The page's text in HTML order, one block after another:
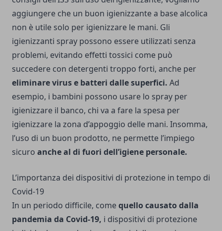
aggiungere che un buon igienizzante a base alcolica
non è utile solo per igienizzare le mani. Gli
igienizzanti spray possono essere utilizzati senza
problemi, evitando effetti tossici come può
succedere con detergenti troppo forti, anche per
eliminare virus e batteri dalle superfici. Ad
esempio, i bambini possono usare lo spray per
igienizzare il banco, chi va a fare la spesa per
igienizzare la zona d’appoggio delle mani. Insomma,
l’uso di un buon prodotto, ne permette l’impiego
sicuro anche al di fuori dell’igiene personale.
L’importanza dei dispositivi di protezione in tempo di
Covid-19
In un periodo difficile, comequello causato dalla
pandemia da Covid-19, i dispositivi di protezione